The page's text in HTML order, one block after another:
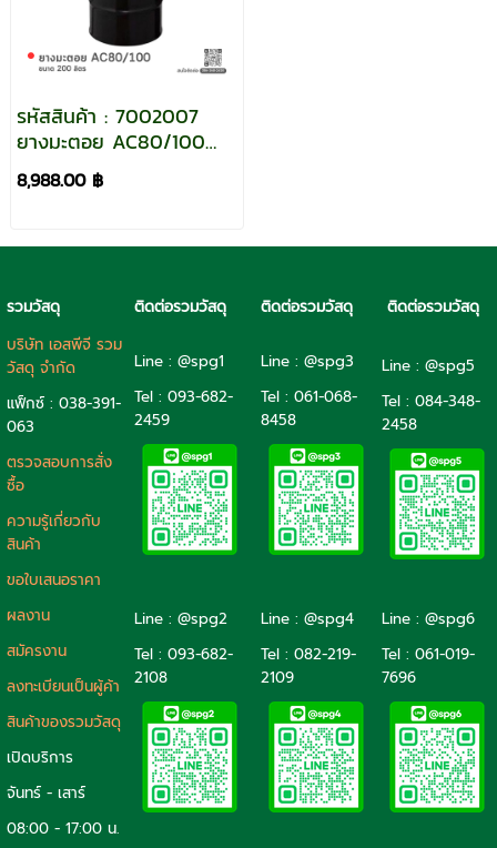
รหัสสินค้า : 7002007
ยางมะตอย AC80/100
บรรจุภัณฑ์ : 1 ถังใหญ่
ขนาด 200 ลิตร
8,988.00 ฿
รวมวัสดุ ติดต่อรวมวัสดุ ติดต่อรวมวัสดุ
ติดต่อรวมวัสดุ
บริษัท เอสพีจี รวม
วัสดุ จำกัด
แฟ็กซ์ : 038-391-
063
ตรวจสอบการสั่ง
ซื้อ
ความรู้เกี่ยวกับ
สินค้า
ขอใบเสนอราคา
ผลงาน
สมัครงาน
ลงทะเบียนเป็นผู้ค้า
สินค้าของรวมวัสดุ
เปิดบริการ
จันทร์ - เสาร์
08:00 - 17:00 น.
Line : @spg1
Tel : 093-682-
2459
Line : @spg2
Tel : 093-682-
2108
Line : @spg3
Tel : 061-068-
8458
Line : @spg4
Tel : 082-219-
2109
Line : @spg5
Tel : 084-348-
2458
Line : @spg6
Tel : 061-019-
7696